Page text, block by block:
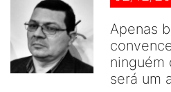
Apenas
ninguém
será um